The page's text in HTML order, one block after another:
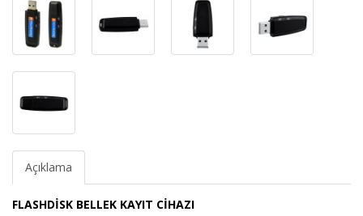
Açıklama
FLASHDİSK BELLEK KAYIT CİHAZI